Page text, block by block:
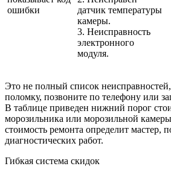
ошибки
датчик температуры
камеры.
3. Неисправность
электронного
модуля.
Это не полный список
поломку, позвоните по телефону или
В таблице приведен нижний порог
морозильника или морозильной
стоимость ремонта определит мастер,
диагностических работ.
Гибкая система скидок